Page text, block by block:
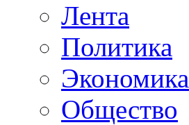
Лента
Политика
Экономика
Общество